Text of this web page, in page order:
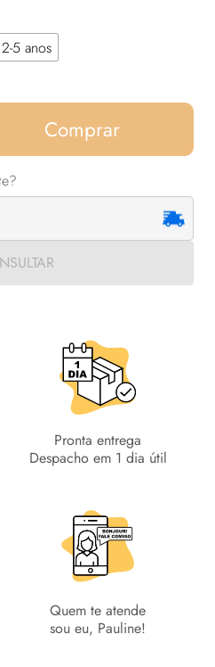
através
2-5 anos
Comprar
Pronta entrega
Despacho em 1 dia útil
Quem te atende
sou eu, Pauline!